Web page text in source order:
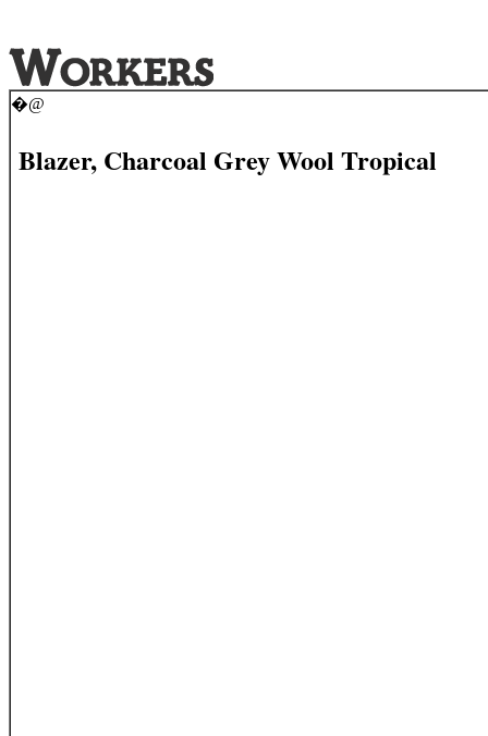
�@
Blazer, Charcoal Grey Wool Tropical